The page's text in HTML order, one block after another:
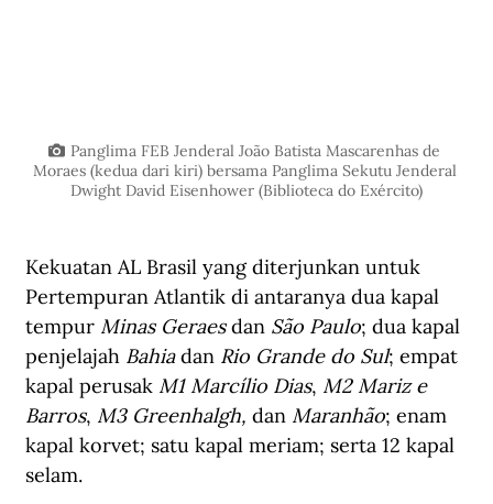
Panglima FEB Jenderal João Batista Mascarenhas de
Moraes (kedua dari kiri) bersama Panglima Sekutu Jenderal
Dwight David Eisenhower (Biblioteca do Exército)
Kekuatan AL Brasil yang diterjunkan untuk
Pertempuran Atlantik di antaranya dua kapal
tempur Minas Geraes dan São Paulo; dua kapal
penjelajah Bahia dan Rio Grande do Sul; empat
kapal perusak M1 Marcílio Dias, M2 Mariz e
Barros, M3 Greenhalgh, dan Maranhão; enam
kapal korvet; satu kapal meriam; serta 12 kapal
selam.